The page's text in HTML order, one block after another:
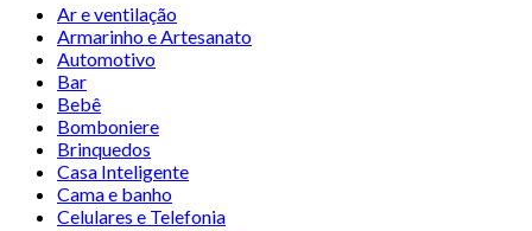
Ar e ventilação
Armarinho e Artesanato
Automotivo
Bar
Bebê
Bomboniere
Brinquedos
Casa Inteligente
Cama e banho
Celulares e Telefonia